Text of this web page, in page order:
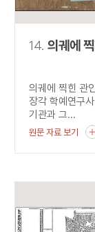
14. 의궤에
의궤에 찍힌
장각 학예연구
기관과 그...
원문 자료 보기